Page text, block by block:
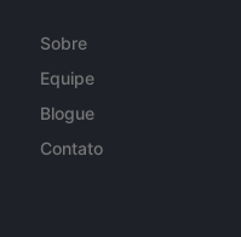
Sobre
Equipe
Blogue
Contato